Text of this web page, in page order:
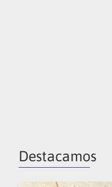
Destacamos